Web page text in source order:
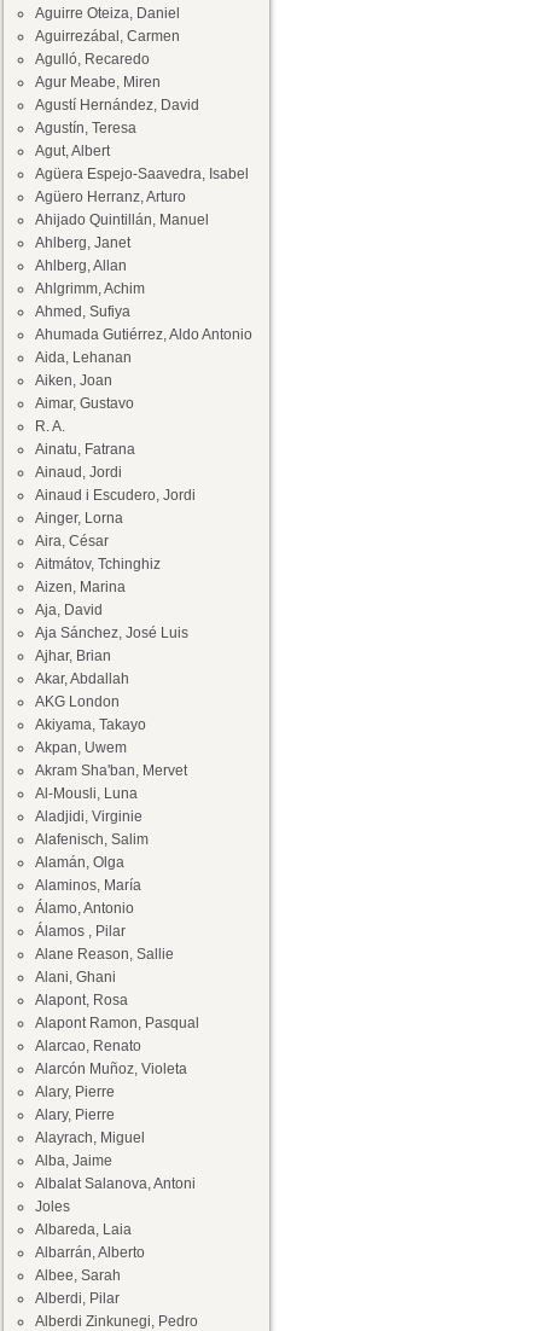
Aguirre Oteiza, Daniel
Aguirrezábal, Carmen
Agulló, Recaredo
Agur Meabe, Miren
Agustí Hernández, David
Agustín, Teresa
Agut, Albert
Agüera Espejo-Saavedra, Isabel
Agüero Herranz, Arturo
Ahijado Quintillán, Manuel
Ahlberg, Janet
Ahlberg, Allan
Ahlgrimm, Achim
Ahmed, Sufiya
Ahumada Gutiérrez, Aldo Antonio
Aida, Lehanan
Aiken, Joan
Aimar, Gustavo
R. A.
Ainatu, Fatrana
Ainaud, Jordi
Ainaud i Escudero, Jordi
Ainger, Lorna
Aira, César
Aitmátov, Tchinghiz
Aizen, Marina
Aja, David
Aja Sánchez, José Luis
Ajhar, Brian
Akar, Abdallah
AKG London
Akiyama, Takayo
Akpan, Uwem
Akram Sha'ban, Mervet
Al-Mousli, Luna
Aladjidi, Virginie
Alafenisch, Salim
Alamán, Olga
Alaminos, María
Álamo, Antonio
Álamos , Pilar
Alane Reason, Sallie
Alani, Ghani
Alapont, Rosa
Alapont Ramon, Pasqual
Alarcao, Renato
Alarcón Muñoz, Violeta
Alary, Pierre
Alary, Pierre
Alayrach, Miguel
Alba, Jaime
Albalat Salanova, Antoni
Joles
Albareda, Laia
Albarrán, Alberto
Albee, Sarah
Alberdi, Pilar
Alberdi Zinkunegi, Pedro